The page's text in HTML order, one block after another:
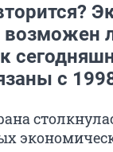
возможен
с